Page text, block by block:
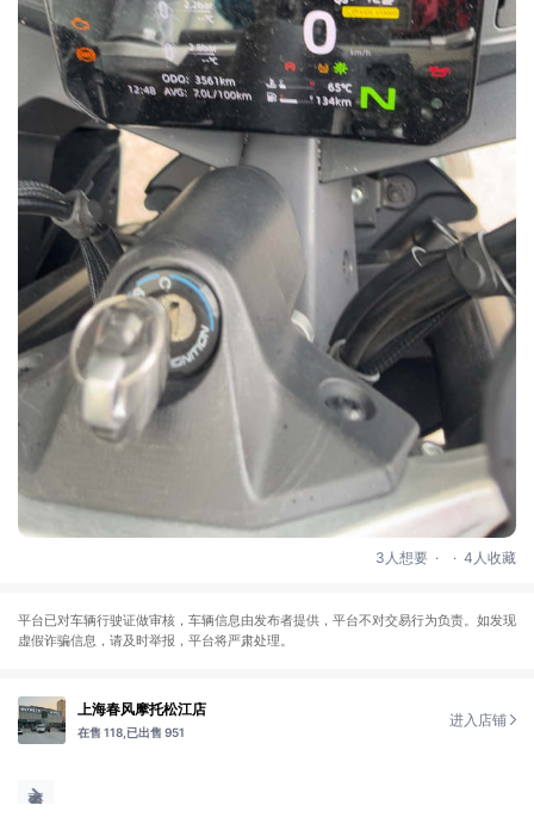
3人想要 . . 4人收藏
平台已对车辆行驶证做审核，车辆信息由发布者提供，平台不对交易行为负责。如发现
虚假诈骗信息，请及时举报，平台将严肃处理。
上海春风摩托松江店
在售 118, 已出售 951
进入店铺